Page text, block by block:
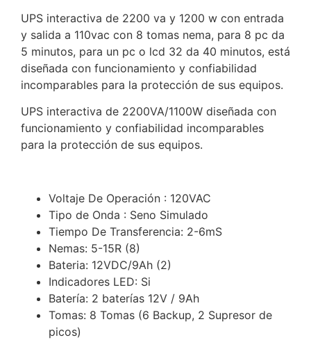
UPS interactiva de 2200 va y 1200 w con entrada
y salida a 110vac con 8 tomas nema, para 8 pc da
5 minutos, para un pc o lcd 32 da 40 minutos, está
diseñada con funcionamiento y confiabilidad
incomparables para la protección de sus equipos.
UPS interactiva de 2200VA/1100W diseñada con
funcionamiento y confiabilidad incomparables
para la protección de sus equipos.
Voltaje De Operación : 120VAC
Tipo de Onda : Seno Simulado
Tiempo De Transferencia: 2-6mS
Nemas: 5-15R (8)
Bateria: 12VDC/9Ah (2)
Indicadores LED: Si
Batería: 2 baterías 12V / 9Ah
Tomas: 8 Tomas (6 Backup, 2 Supresor de
picos)